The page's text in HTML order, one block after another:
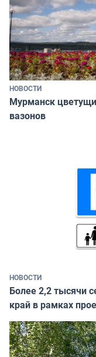
НОВОСТИ
Мурманск
вазонов
НОВОСТИ
Более 2,2 тысячи
край в рамках